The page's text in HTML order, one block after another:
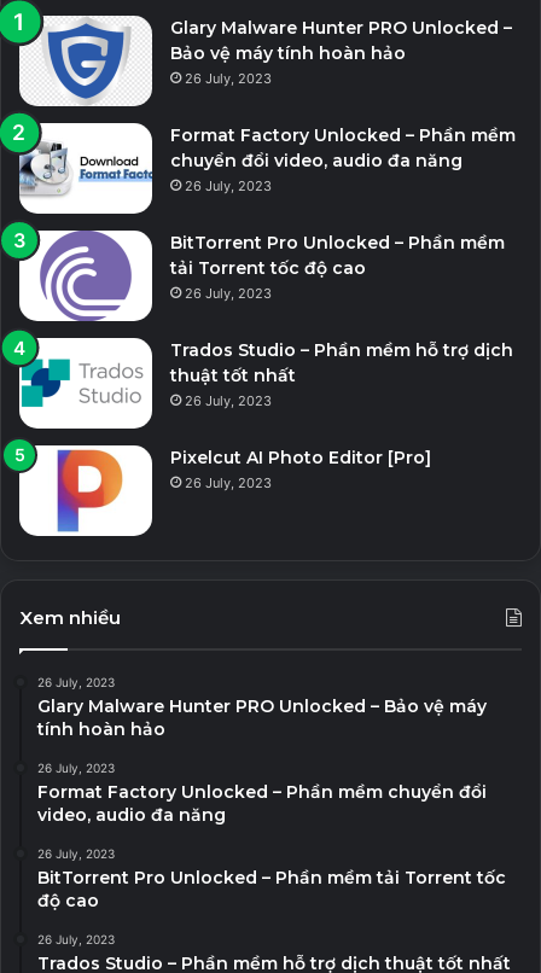
Glary Malware Hunter PRO Unlocked –
Bảo vệ máy tính hoàn hảo
26 July, 2023
Format Factory Unlocked – Phần mềm
chuyển đổi video, audio đa năng
26 July, 2023
BitTorrent Pro Unlocked – Phần mềm
tải Torrent tốc độ cao
26 July, 2023
Trados Studio – Phần mềm hỗ trợ dịch
thuật tốt nhất
26 July, 2023
Pixelcut AI Photo Editor [Pro]
26 July, 2023
Xem nhiều
26 July, 2023
Glary Malware Hunter PRO Unlocked – Bảo vệ máy
tính hoàn hảo
26 July, 2023
Format Factory Unlocked – Phần mềm chuyển đổi
video, audio đa năng
26 July, 2023
BitTorrent Pro Unlocked – Phần mềm tải Torrent tốc
độ cao
26 July, 2023
Trados Studio – Phần mềm hỗ trợ dịch thuật tốt nhất